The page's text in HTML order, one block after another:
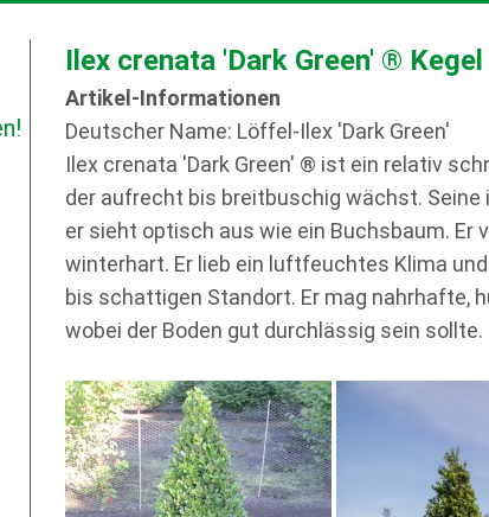
Ilex crenata 'Dark Green' ® Kegel
Artikel-Informationen
Deutscher Name: Löffel-Ilex 'Dark Green'
Ilex crenata 'Dark Green' ® ist ein relativ
der aufrecht bis breitbuschig wächst.
er sieht optisch aus wie ein Buchsbaum.
winterhart. Er lieb ein luftfeuchtes Klima
bis schattigen Standort. Er mag nahrhafte,
wobei der Boden gut durchlässig sein sollte.